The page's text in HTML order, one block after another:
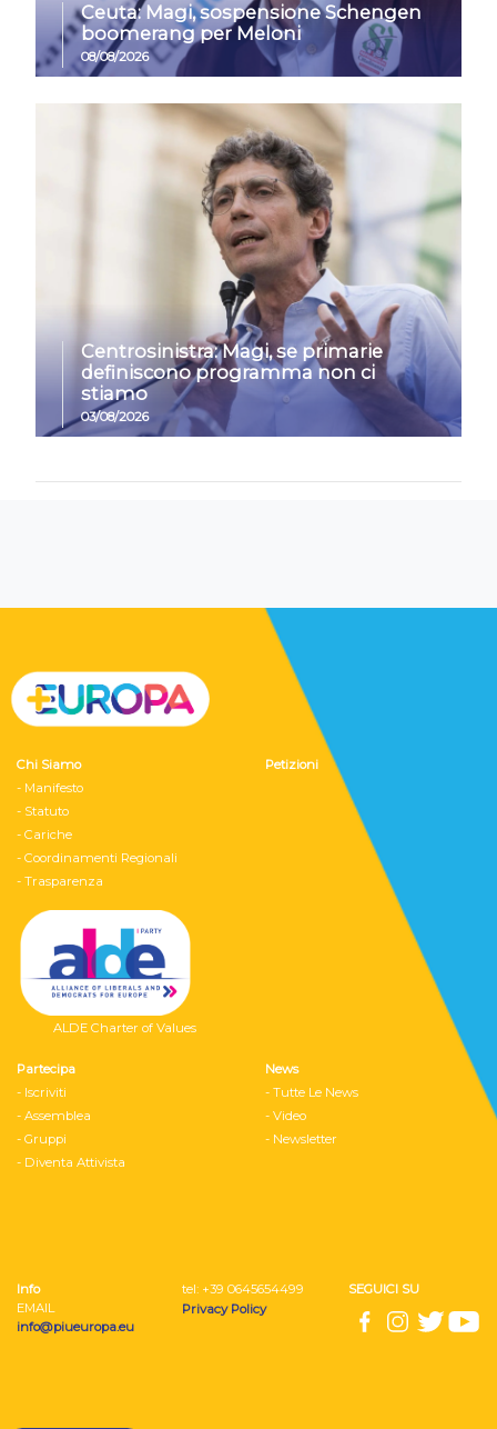
Ceuta: Magi, sospensione Schengen
boomerang per Meloni
08/08/2026
Centrosinistra: Magi, se primarie
definiscono programma non ci
stiamo
03/08/2026
Chi Siamo
- Manifesto
- Statuto
- Cariche
- Coordinamenti Regionali
- Trasparenza
ALDE Charter of Values
Petizioni
Partecipa
- Iscriviti
- Assemblea
- Gruppi
- Diventa Attivista
News
- Tutte Le News
- Video
- Newsletter
Info
EMAIL
info@piueuropa.eu
tel: ‭+39 0645654499
Privacy Policy
SEGUICI SU